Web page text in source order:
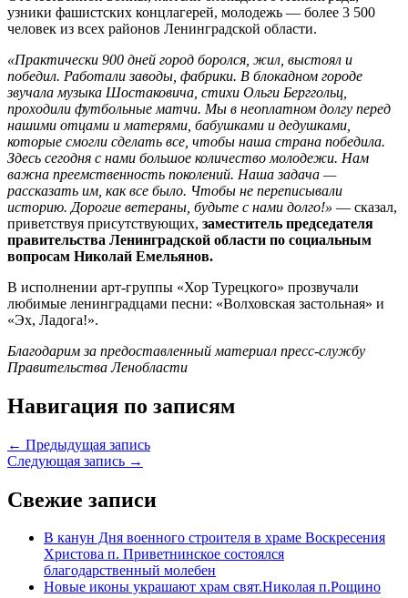
узники фашистских концлагерей, молодежь — более 3 500
человек из всех районов Ленинградской области.
«Практически 900 дней город боролся, жил, выстоял и
победил. Работали заводы, фабрики. В блокадном городе
звучала музыка Шостаковича, стихи Ольги Берггольц,
проходили футбольные матчи. Мы в неоплатном долгу перед
нашими отцами и матерями, бабушками и дедушками,
которые смогли сделать все, чтобы наша страна победила.
Здесь сегодня с нами большое количество молодежи. Нам
важна преемственность поколений. Наша задача —
рассказать им, как все было. Чтобы не переписывали
историю. Дорогие ветераны, будьте с нами долго!» — сказал,
приветствуя присутствующих, заместитель председателя
правительства Ленинградской области по социальным
вопросам Николай Емельянов.
В исполнении арт-группы «Хор Турецкого» прозвучали
любимые ленинградцами песни: «Волховская застольная» и
«Эх, Ладога!».
Благодарим за предоставленный материал пресс-службу
Правительства Ленобласти
Навигация по записям
← Предыдущая запись
Следующая запись →
Свежие записи
В канун Дня военного строителя в храме Воскресения
Христова п. Приветнинское состоялся
благодарственный молебен
Новые иконы украшают храм свят.Николая п.Рощино